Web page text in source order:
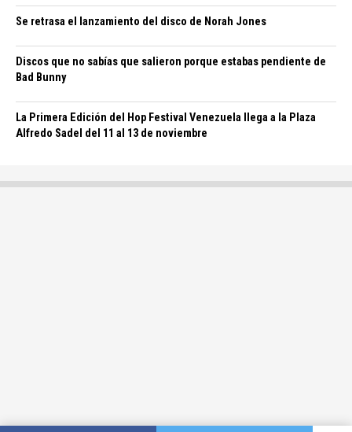
Se retrasa el lanzamiento del disco de Norah Jones
Discos que no sabías que salieron porque estabas pendiente de
Bad Bunny
La Primera Edición del Hop Festival Venezuela llega a la Plaza
Alfredo Sadel del 11 al 13 de noviembre